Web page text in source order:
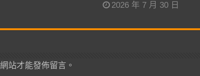
2026 年 7 月 30 日
網站才能發佈留言。